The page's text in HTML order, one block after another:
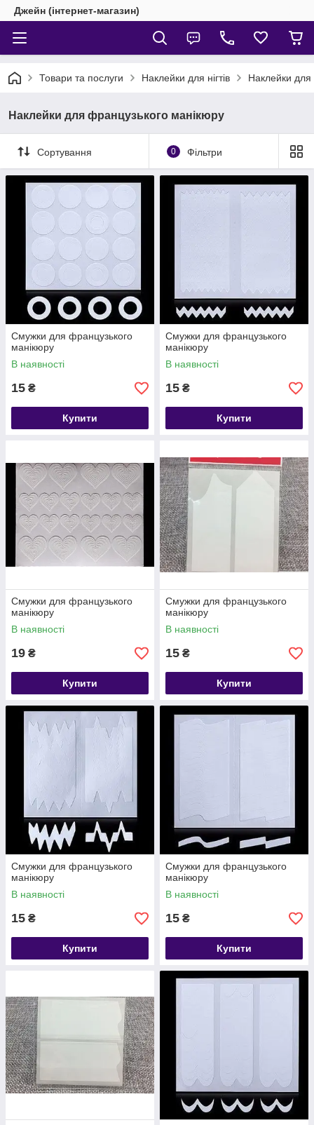
Джейн (інтернет-магазин)
Товари та послуги Наклейки для нігтів Наклейки для
Наклейки для французького манікюру
Сортування 0 Фільтри
Смужки для французького
манікюру
В наявності
15 ₴
Купити
Смужки для французького
манікюру
В наявності
15 ₴
Купити
Смужки для французького
манікюру
В наявності
19 ₴
Купити
Смужки для французького
манікюру
В наявності
15 ₴
Купити
Смужки для французького
манікюру
В наявності
15 ₴
Купити
Смужки для французького
манікюру
В наявності
15 ₴
Купити